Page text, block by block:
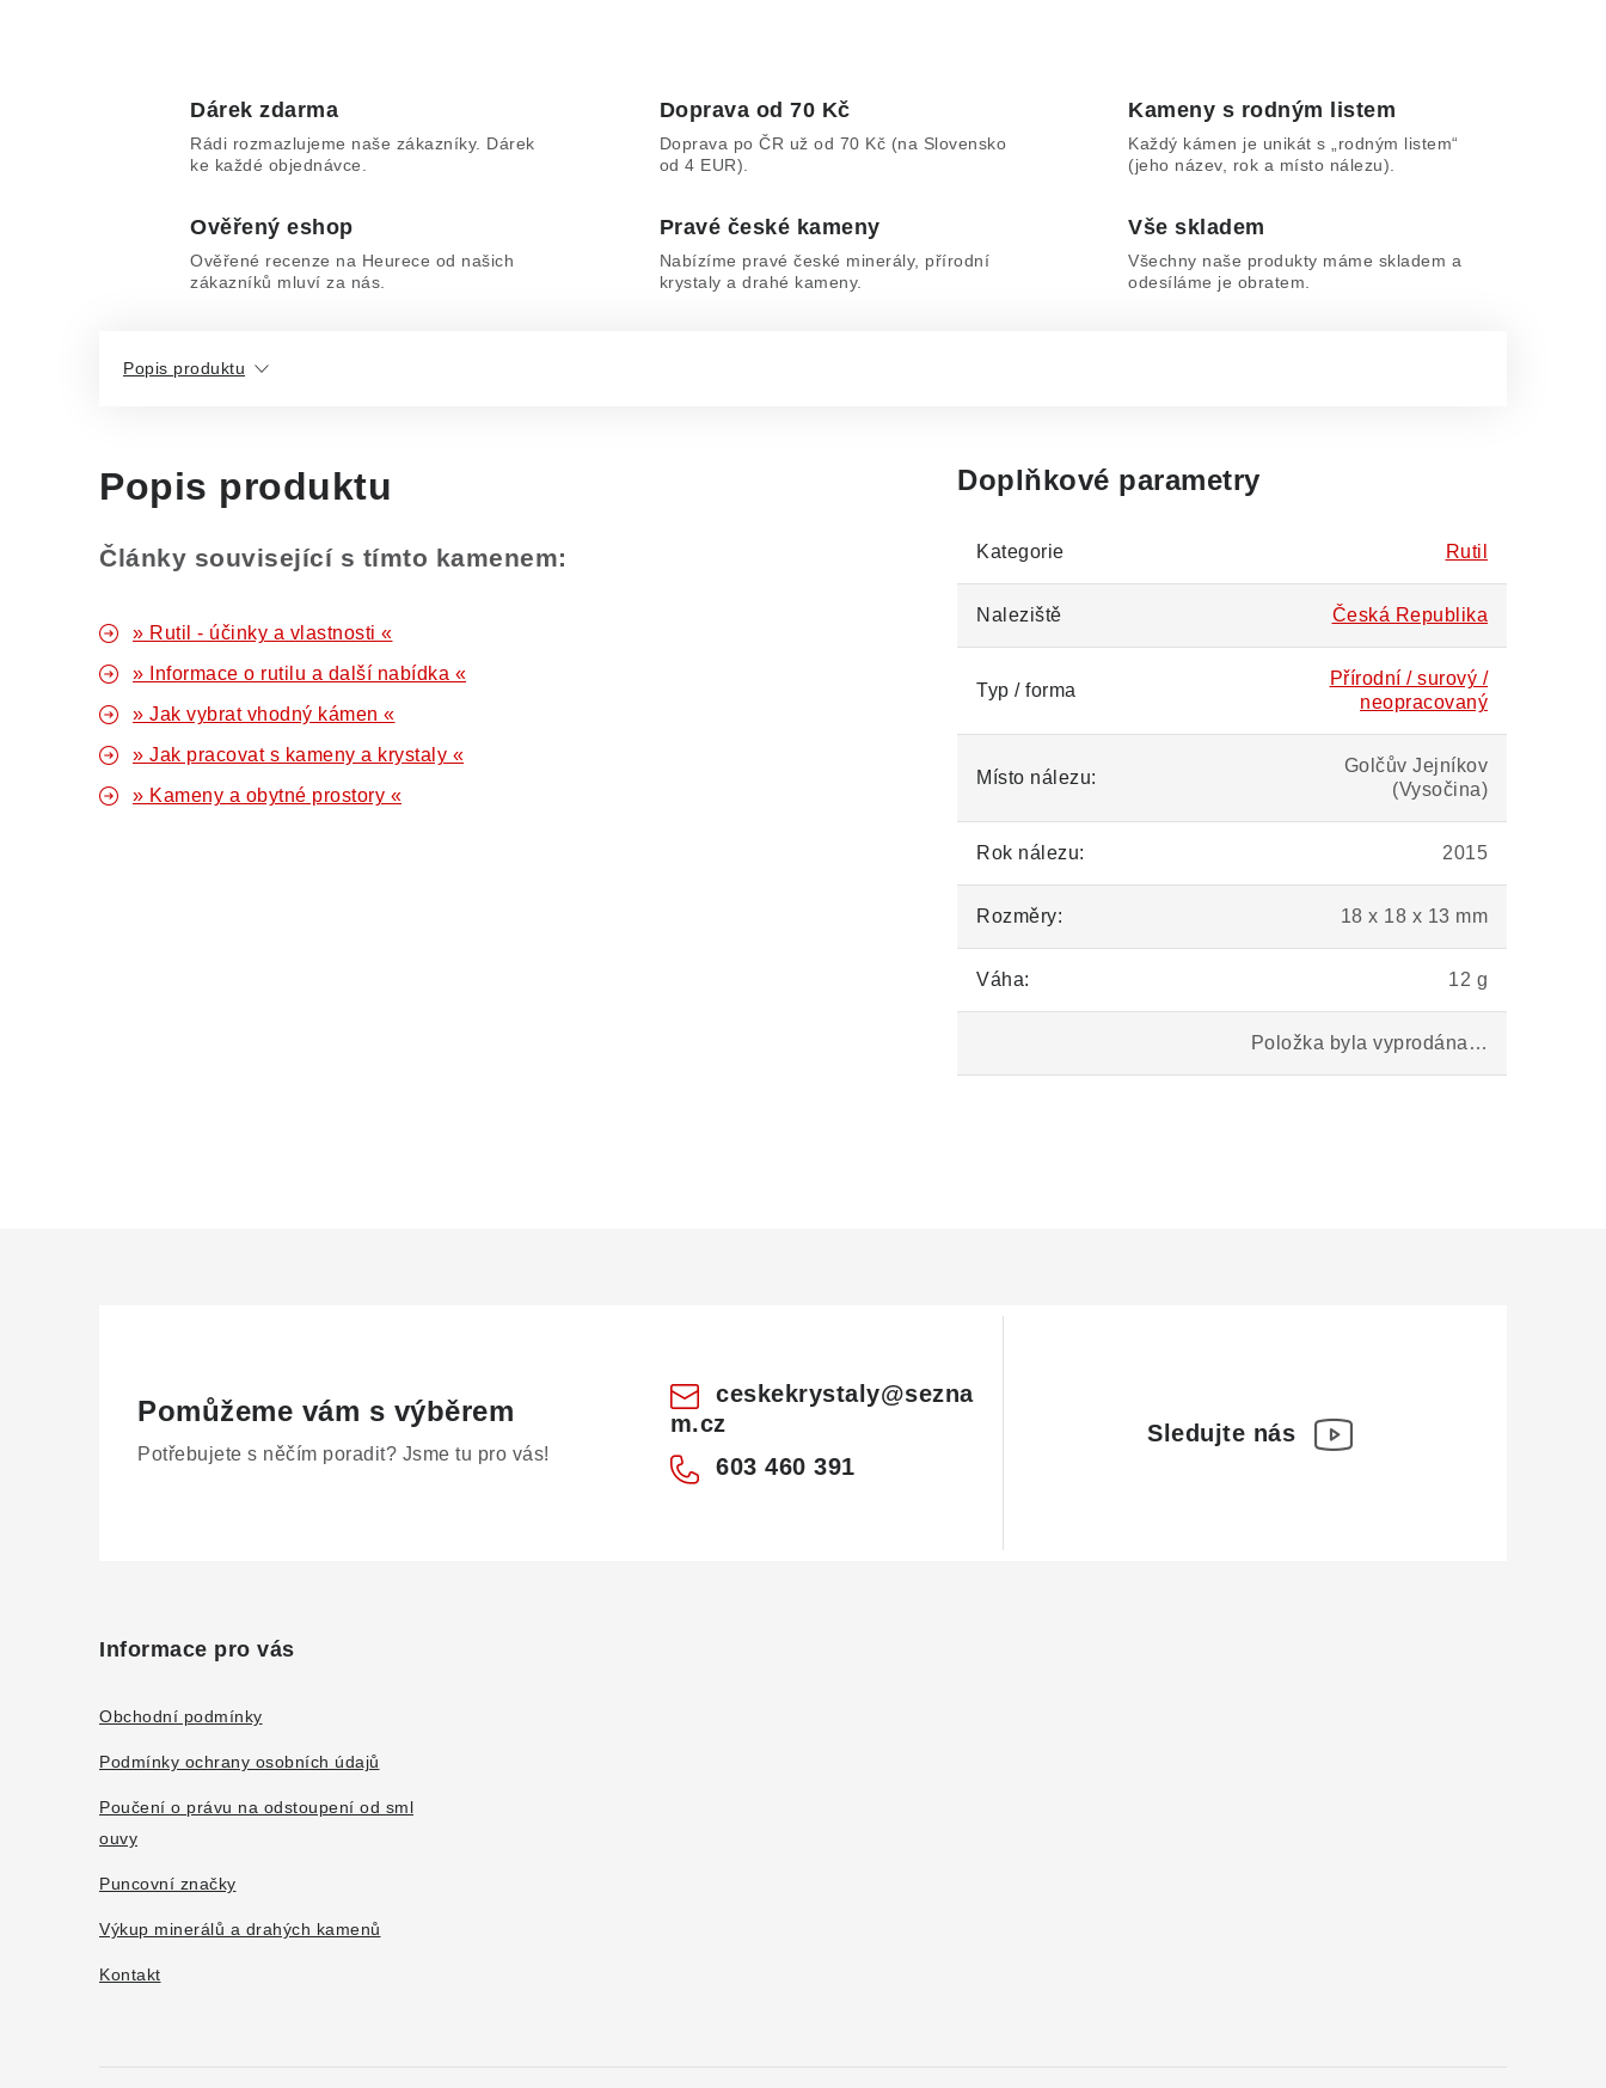
Dárek zdarma
Rádi rozmazlujeme naše zákazníky. Dárek
ke každé objednávce.
Doprava od 70 Kč
Doprava po ČR už od 70 Kč (na Slovensko
od 4 EUR).
Kameny s rodným listem
Každý kámen je unikát s „rodným listem“
(jeho název, rok a místo nálezu).
Ověřený eshop
Ověřené recenze na Heurece od našich
zákazníků mluví za nás.
Pravé české kameny
Nabízíme pravé české minerály, přírodní
krystaly a drahé kameny.
Vše skladem
Všechny naše produkty máme skladem a
odesíláme je obratem.
Popis produktu
Popis produktu
Články související s tímto kamenem:
» Rutil - účinky a vlastnosti «
» Informace o rutilu a další nabídka «
» Jak vybrat vhodný kámen «
» Jak pracovat s kameny a krystaly «
» Kameny a obytné prostory «
Doplňkové parametry
Kategorie Rutil
Naleziště Česká Republika
Typ / forma
Přírodní / surový /
neopracovaný
Místo nálezu:
Golčův Jejníkov
(Vysočina)
Rok nálezu: 2015
Rozměry: 18 x 18 x 13 mm
Váha: 12 g
Položka byla vyprodána…
Pomůžeme vám s výběrem
Potřebujete s něčím poradit? Jsme tu pro vás!
ceskekrystaly@sezna
m.cz
603 460 391
Informace pro vás
Obchodní podmínky
Podmínky ochrany osobních údajů
Poučení o právu na odstoupení od sml
ouvy
Puncovní značky
Výkup minerálů a drahých kamenů
Kontakt